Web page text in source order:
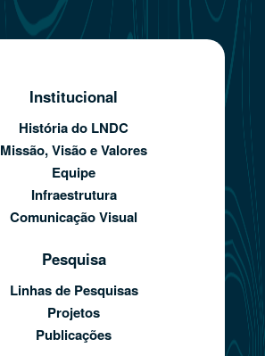
Institucional
História do LNDC
Missão, Visão e Valores
Equipe
Infraestrutura
Comunicação Visual
Pesquisa
Linhas de Pesquisas
Projetos
Publicações